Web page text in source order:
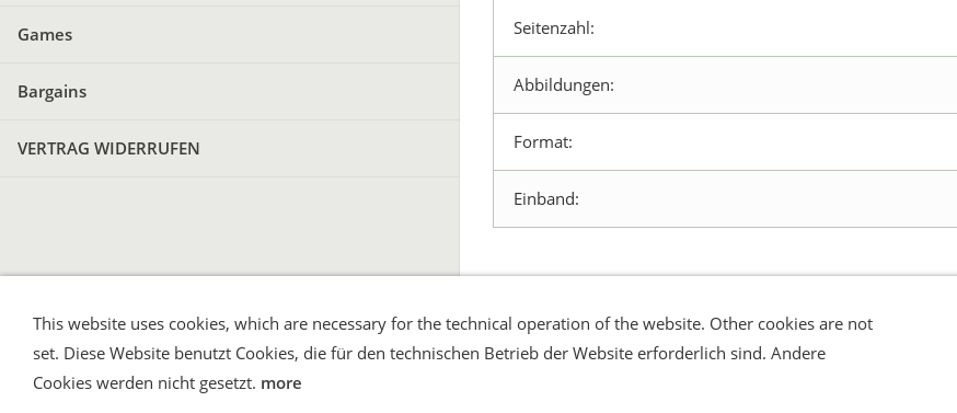
Games
Bargains
VERTRAG WIDERRUFEN
Seitenzahl:
Abbildungen:
Format:
Einband:
Shipping and Payment AGB / Terms Widerrufsrecht Datenschutz Verbraucherhinweise
This website uses cookies, which are necessary for the technical operation of the website. Other cookies are not
set. Diese Website benutzt Cookies, die für den technischen Betrieb der Website erforderlich sind. Andere
Cookies werden nicht gesetzt. more